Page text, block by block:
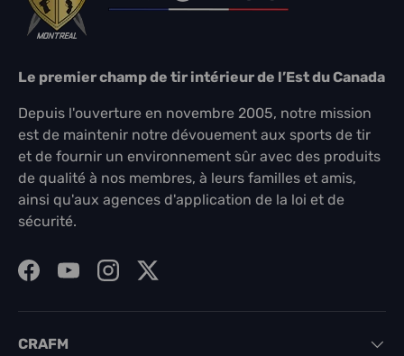
Le premier champ de tir intérieur de l’Est du Canada
Depuis l'ouverture en novembre 2005, notre mission
est de maintenir notre dévouement aux sports de tir
et de fournir un environnement sûr avec des produits
de qualité à nos membres, à leurs familles et amis,
ainsi qu'aux agences d'application de la loi et de
sécurité.
FacebookYouTubeInstagramTwitter
CRAFM